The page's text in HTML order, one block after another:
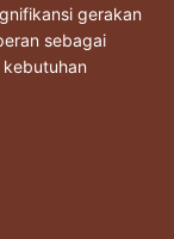
gerakan
sebagai